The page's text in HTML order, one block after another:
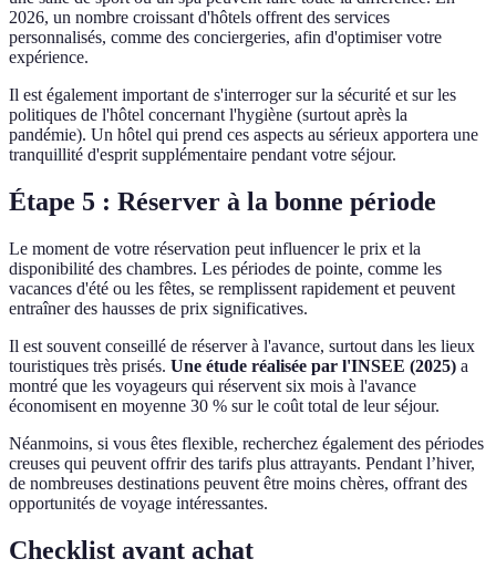
2026, un nombre croissant d'hôtels offrent des services
personnalisés, comme des conciergeries, afin d'optimiser votre
expérience.
Il est également important de s'interroger sur la sécurité et sur les
politiques de l'hôtel concernant l'hygiène (surtout après la
pandémie). Un hôtel qui prend ces aspects au sérieux apportera une
tranquillité d'esprit supplémentaire pendant votre séjour.
Étape 5 : Réserver à la bonne période
Le moment de votre réservation peut influencer le prix et la
disponibilité des chambres. Les périodes de pointe, comme les
vacances d'été ou les fêtes, se remplissent rapidement et peuvent
entraîner des hausses de prix significatives.
Il est souvent conseillé de réserver à l'avance, surtout dans les lieux
touristiques très prisés. Une étude réalisée par l'INSEE (2025) a
montré que les voyageurs qui réservent six mois à l'avance
économisent en moyenne 30 % sur le coût total de leur séjour.
Néanmoins, si vous êtes flexible, recherchez également des périodes
creuses qui peuvent offrir des tarifs plus attrayants. Pendant l’hiver,
de nombreuses destinations peuvent être moins chères, offrant des
opportunités de voyage intéressantes.
Checklist avant achat